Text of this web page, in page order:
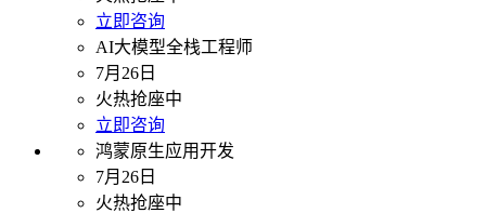
立即咨询
AI大模型全栈工程师
7月26日
火热抢座中
立即咨询
鸿蒙原生应用开发
7月26日
火热抢座中